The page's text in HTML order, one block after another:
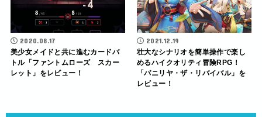
2020.08.17
美少女メイドと共に進むカードバ
トル「ファントムローズ スカー
レット」をレビュー！
2021.12.19
壮大なシナリオを簡単操作で楽し
めるハイクオリティ冒険RPG！
「パニリヤ・ザ・リバイバル」を
レビュー！